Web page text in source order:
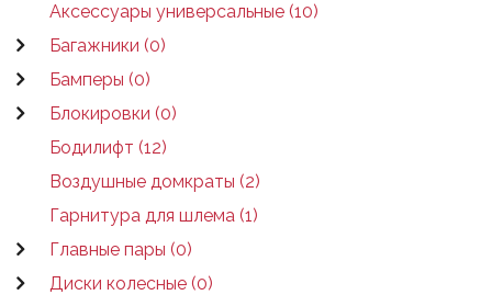
Аксессуары универсальные (10)
Багажники (0)
Бамперы (0)
Блокировки (0)
Бодилифт (12)
Воздушные домкраты (2)
Гарнитура для шлема (1)
Главные пары (0)
Диски колесные (0)